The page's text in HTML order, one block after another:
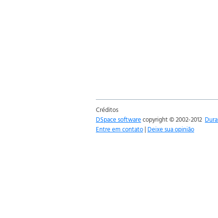
Créditos
DSpace softwarecopyright © 2002-2012
Entre em contato | Deixe sua opinião